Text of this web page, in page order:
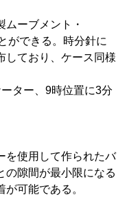
ーブメント・
ができる。時分針に
しており、ケース同様
ター、9時位置に3分
を使用して作られたバ
の隙間が最小限になる
可能である。